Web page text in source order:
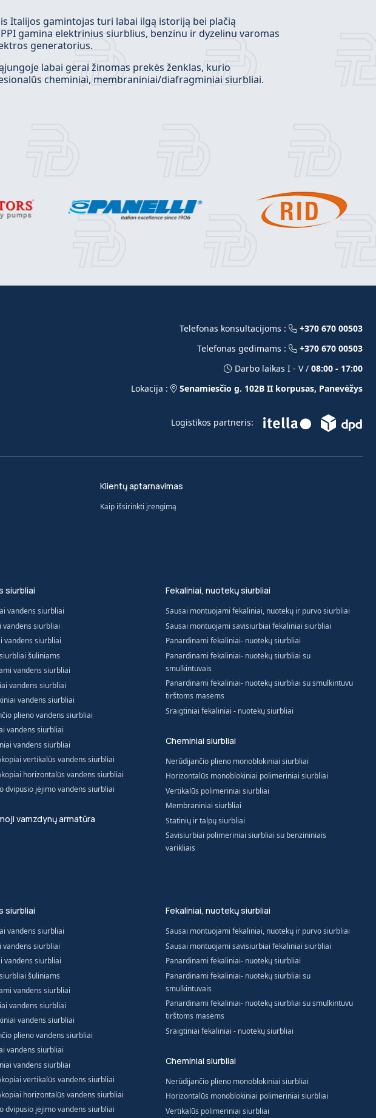
Italijos gamintojas turi labai ilgą istoriją bei plačią
gamina elektrinius siurblius, benzinu ir dyzelinu varomas
generatorius.
labai gerai žinomas prekės ženklas, kurio
cheminiai, membraniniai/diafragminiai siurbliai.
Telefonas konsultacijoms :
+370 670 00503
Telefonas gedimams :
+370 670 00503
Darbo laikas I - V / 08:00 - 17:00
Lokacija :
Senamiesčio g. 102B II korpusas, Panevėžys
Logistikos partneris:
Klientų aptarnavimas
Kaip išsirinkti įrengimą
siurbliai
vandens siurbliai
vandens siurbliai
vandens siurbliai
šuliniams
vandens siurbliai
vandens siurbliai
vandens siurbliai
plieno vandens siurbliai
vandens siurbliai
vandens siurbliai
vertikalūs vandens siurbliai
horizontalūs vandens siurbliai
dvipusio įėjimo vandens siurbliai
Fekaliniai, nuotekų siurbliai
Sausai montuojami fekaliniai, nuotekų ir purvo siurbliai
Sausai montuojami savisiurbiai fekaliniai siurbliai
Panardinami fekaliniai- nuotekų siurbliai
Panardinami fekaliniai- nuotekų siurbliai su
smulkintuvais
Panardinami fekaliniai- nuotekų siurbliai su smulkintuvu
tirštoms masėms
Sraigtiniai fekaliniai - nuotekų siurbliai
Cheminiai siurbliai
Nerūdijančio plieno monoblokiniai siurbliai
Horizontalūs monoblokiniai polimeriniai siurbliai
Vertikalūs polimeriniai siurbliai
Membraniniai siurbliai
Statinių ir talpų siurbliai
Savisiurbiai polimeriniai siurbliai su benzininiais
varikliais
vamzdynų armatūra
siurbliai
vandens siurbliai
vandens siurbliai
vandens siurbliai
šuliniams
vandens siurbliai
vandens siurbliai
vandens siurbliai
plieno vandens siurbliai
vandens siurbliai
vandens siurbliai
vertikalūs vandens siurbliai
horizontalūs vandens siurbliai
dvipusio įėjimo vandens siurbliai
Fekaliniai, nuotekų siurbliai
Sausai montuojami fekaliniai, nuotekų ir purvo siurbliai
Sausai montuojami savisiurbiai fekaliniai siurbliai
Panardinami fekaliniai- nuotekų siurbliai
Panardinami fekaliniai- nuotekų siurbliai su
smulkintuvais
Panardinami fekaliniai- nuotekų siurbliai su smulkintuvu
tirštoms masėms
Sraigtiniai fekaliniai - nuotekų siurbliai
Cheminiai siurbliai
Nerūdijančio plieno monoblokiniai siurbliai
Horizontalūs monoblokiniai polimeriniai siurbliai
Vertikalūs polimeriniai siurbliai